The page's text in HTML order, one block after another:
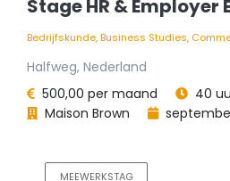
Stage HR & Employer
Bedrijfskunde, Business Studies,
Halfweg, Nederland
500,00 per maand
40
Maison Brown
MEEWERKSTAG